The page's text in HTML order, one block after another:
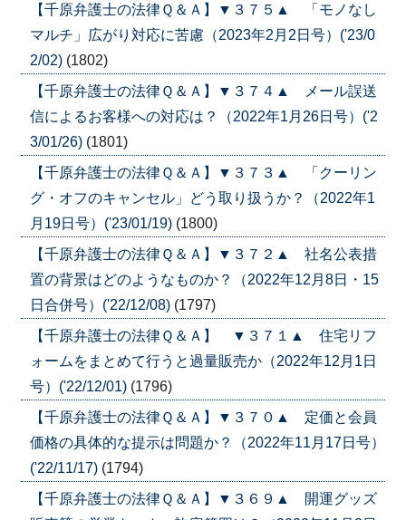
【千原弁護士の法律Ｑ＆Ａ】▼３７５▲ 「モノなし
マルチ」広がり対応に苦慮（2023年2月2日号）('23/0
2/02) (1802)
【千原弁護士の法律Ｑ＆Ａ】▼３７４▲ メール誤送
信によるお客様への対応は？（2022年1月26日号）('2
3/01/26) (1801)
【千原弁護士の法律Ｑ＆Ａ】▼３７３▲ 「クーリン
グ・オフのキャンセル」どう取り扱うか？（2022年1
月19日号）('23/01/19) (1800)
【千原弁護士の法律Ｑ＆Ａ】▼３７２▲ 社名公表措
置の背景はどのようなものか？（2022年12月8日・15
日合併号）('22/12/08) (1797)
【千原弁護士の法律Ｑ＆Ａ】 ▼３７１▲ 住宅リフ
ォームをまとめて行うと過量販売か（2022年12月1日
号）('22/12/01) (1796)
【千原弁護士の法律Ｑ＆Ａ】▼３７０▲ 定価と会員
価格の具体的な提示は問題か？（2022年11月17日号）
('22/11/17) (1794)
【千原弁護士の法律Ｑ＆Ａ】▼３６９▲ 開運グッズ